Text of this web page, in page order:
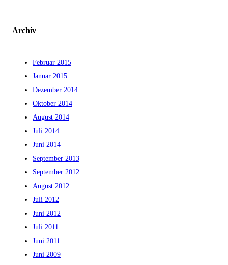
Archiv
Februar 2015
Januar 2015
Dezember 2014
Oktober 2014
August 2014
Juli 2014
Juni 2014
September 2013
September 2012
August 2012
Juli 2012
Juni 2012
Juli 2011
Juni 2011
Juni 2009